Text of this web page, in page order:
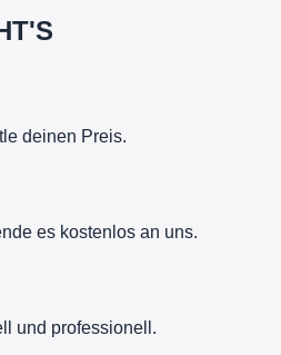
deinen Preis.
es kostenlos an uns.
und professionell.